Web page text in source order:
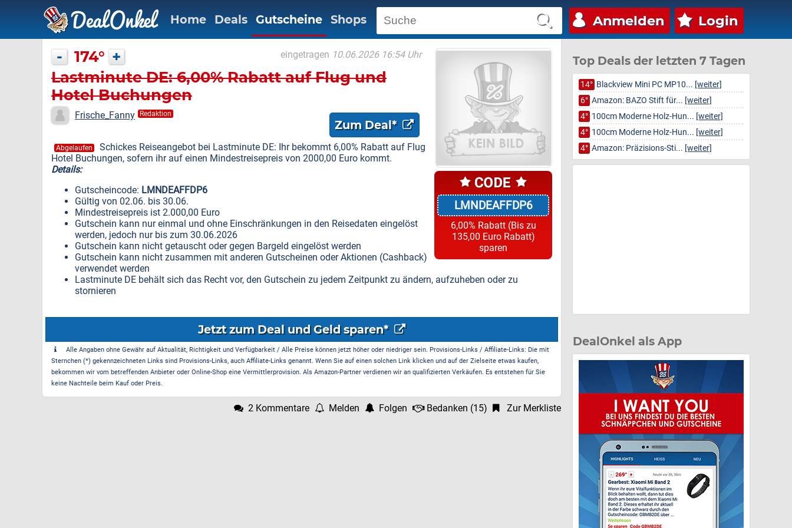
Anmelden Login
Home Deals Gutscheine Shops
LMNDEAFFDP6
6,00% Rabatt (Bis zu
135,00 Euro Rabatt)
sparen
- 174° + eingetragen 10.06.2026 16:54 Uhr
Lastminute DE: 6,00% Rabatt auf Flug und
Hotel Buchungen
Frische_Fanny Redaktion
Zum Deal*
Abgelaufen
Schickes Reiseangebot bei Lastminute DE: Ihr bekommt 6,00% Rabatt auf Flug
Hotel Buchungen, sofern ihr auf einen Mindestreisepreis von 2000,00 Euro kommt.
Details:
Gutscheincode: LMNDEAFFDP6
Gültig von 02.06. bis 30.06.
Mindestreisepreis ist 2.000,00 Euro
Gutschein kann nur einmal und ohne Einschränkungen in den Reisedaten eingelöst
werden, jedoch nur bis zum 30.06.2026
Gutschein kann nicht getauscht oder gegen Bargeld eingelöst werden
Gutschein kann nicht zusammen mit anderen Gutscheinen oder Aktionen (Cashback)
verwendet werden
Lastminute DE behält sich das Recht vor, den Gutschein zu jedem Zeitpunkt zu ändern, aufzuheben oder zu
stornieren
Jetzt zum Deal und Geld sparen*
Alle Angaben ohne Gewähr auf Aktualität, Richtigkeit und Verfügbarkeit / Alle Preise können jetzt höher oder niedriger sein. Provisions-Links / Affiliate-Links: Die mit
Sternchen (*) gekennzeichneten Links sind Provisions-Links, auch Affiliate-Links genannt. Wenn Sie auf einen solchen Link klicken und auf der Zielseite etwas kaufen,
bekommen wir vom betreffenden Anbieter oder Online-Shop eine Vermittlerprovision. Als Amazon-Partner verdienen wir an qualifizierten Verkäufen. Es entstehen für Sie
keine Nachteile beim Kauf oder Preis.
2 Kommentare Melden Folgen Bedanken (15) Zur Merkliste
Top Deals der letzten 7 Tagen
14° Blackview Mini PC MP10... [weiter]
6° Amazon: BAZO Stift für... [weiter]
4° 100cm Moderne Holz-Hun... [weiter]
4° 100cm Moderne Holz-Hun... [weiter]
4° Amazon: Präzisions-Sti... [weiter]
DealOnkel als App